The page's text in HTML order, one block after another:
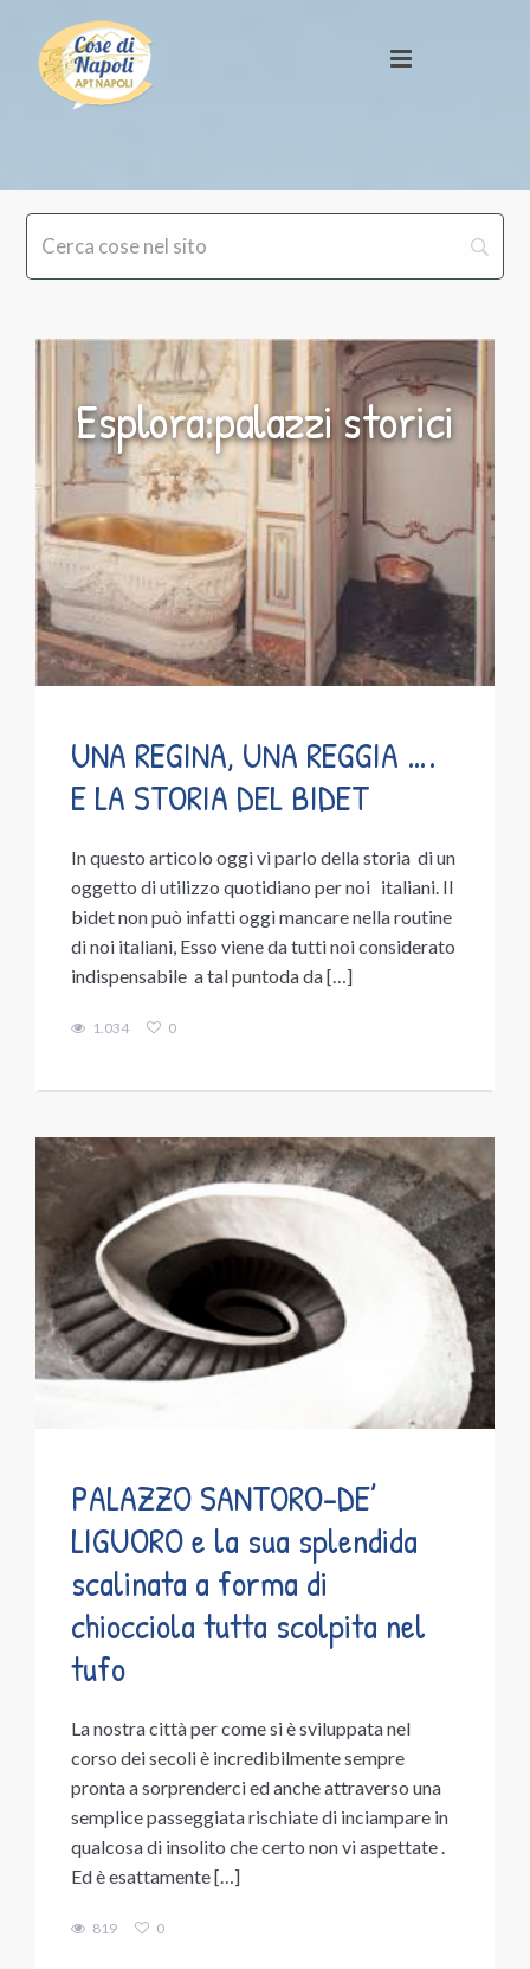
Esplora:palazzi storici
UNA REGINA, UNA REGGIA ….
E LA STORIA DEL BIDET
In questo articolo oggi vi parlo della storia di un
oggetto di utilizzo quotidiano per noi italiani. Il
bidet non può infatti oggi mancare nella routine
di noi italiani, Esso viene da tutti noi considerato
indispensabile a tal puntoda da […]
1.034 0
PALAZZO SANTORO-DE’
LIGUORO e la sua splendida
scalinata a forma di
chiocciola tutta scolpita nel
tufo
La nostra città per come si è sviluppata nel
corso dei secoli è incredibilmente sempre
pronta a sorprenderci ed anche attraverso una
semplice passeggiata rischiate di inciampare in
qualcosa di insolito che certo non vi aspettate .
Ed è esattamente […]
819 0